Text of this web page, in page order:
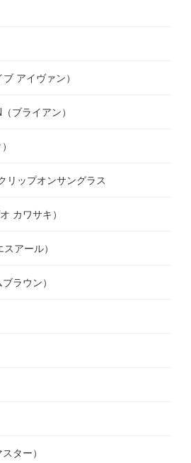
アイヴァン）
ブライアン）
リップオンサングラス
カワサキ）
アール）
ラウン）
ター）